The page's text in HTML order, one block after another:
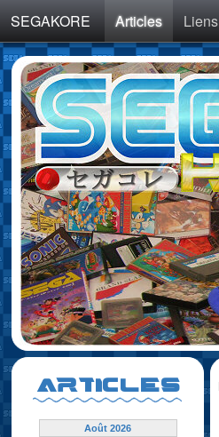
SEGAKORE Articles Liens
ARTICLES
Août 2026